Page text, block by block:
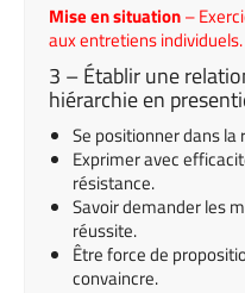
Mise en situation–
aux entretiens individuels.
3 – Établir une
hiérarchie en
Se positionner dans
Exprimer avec
résistance.
Savoir demander les
réussite.
Être force de
convaincre.